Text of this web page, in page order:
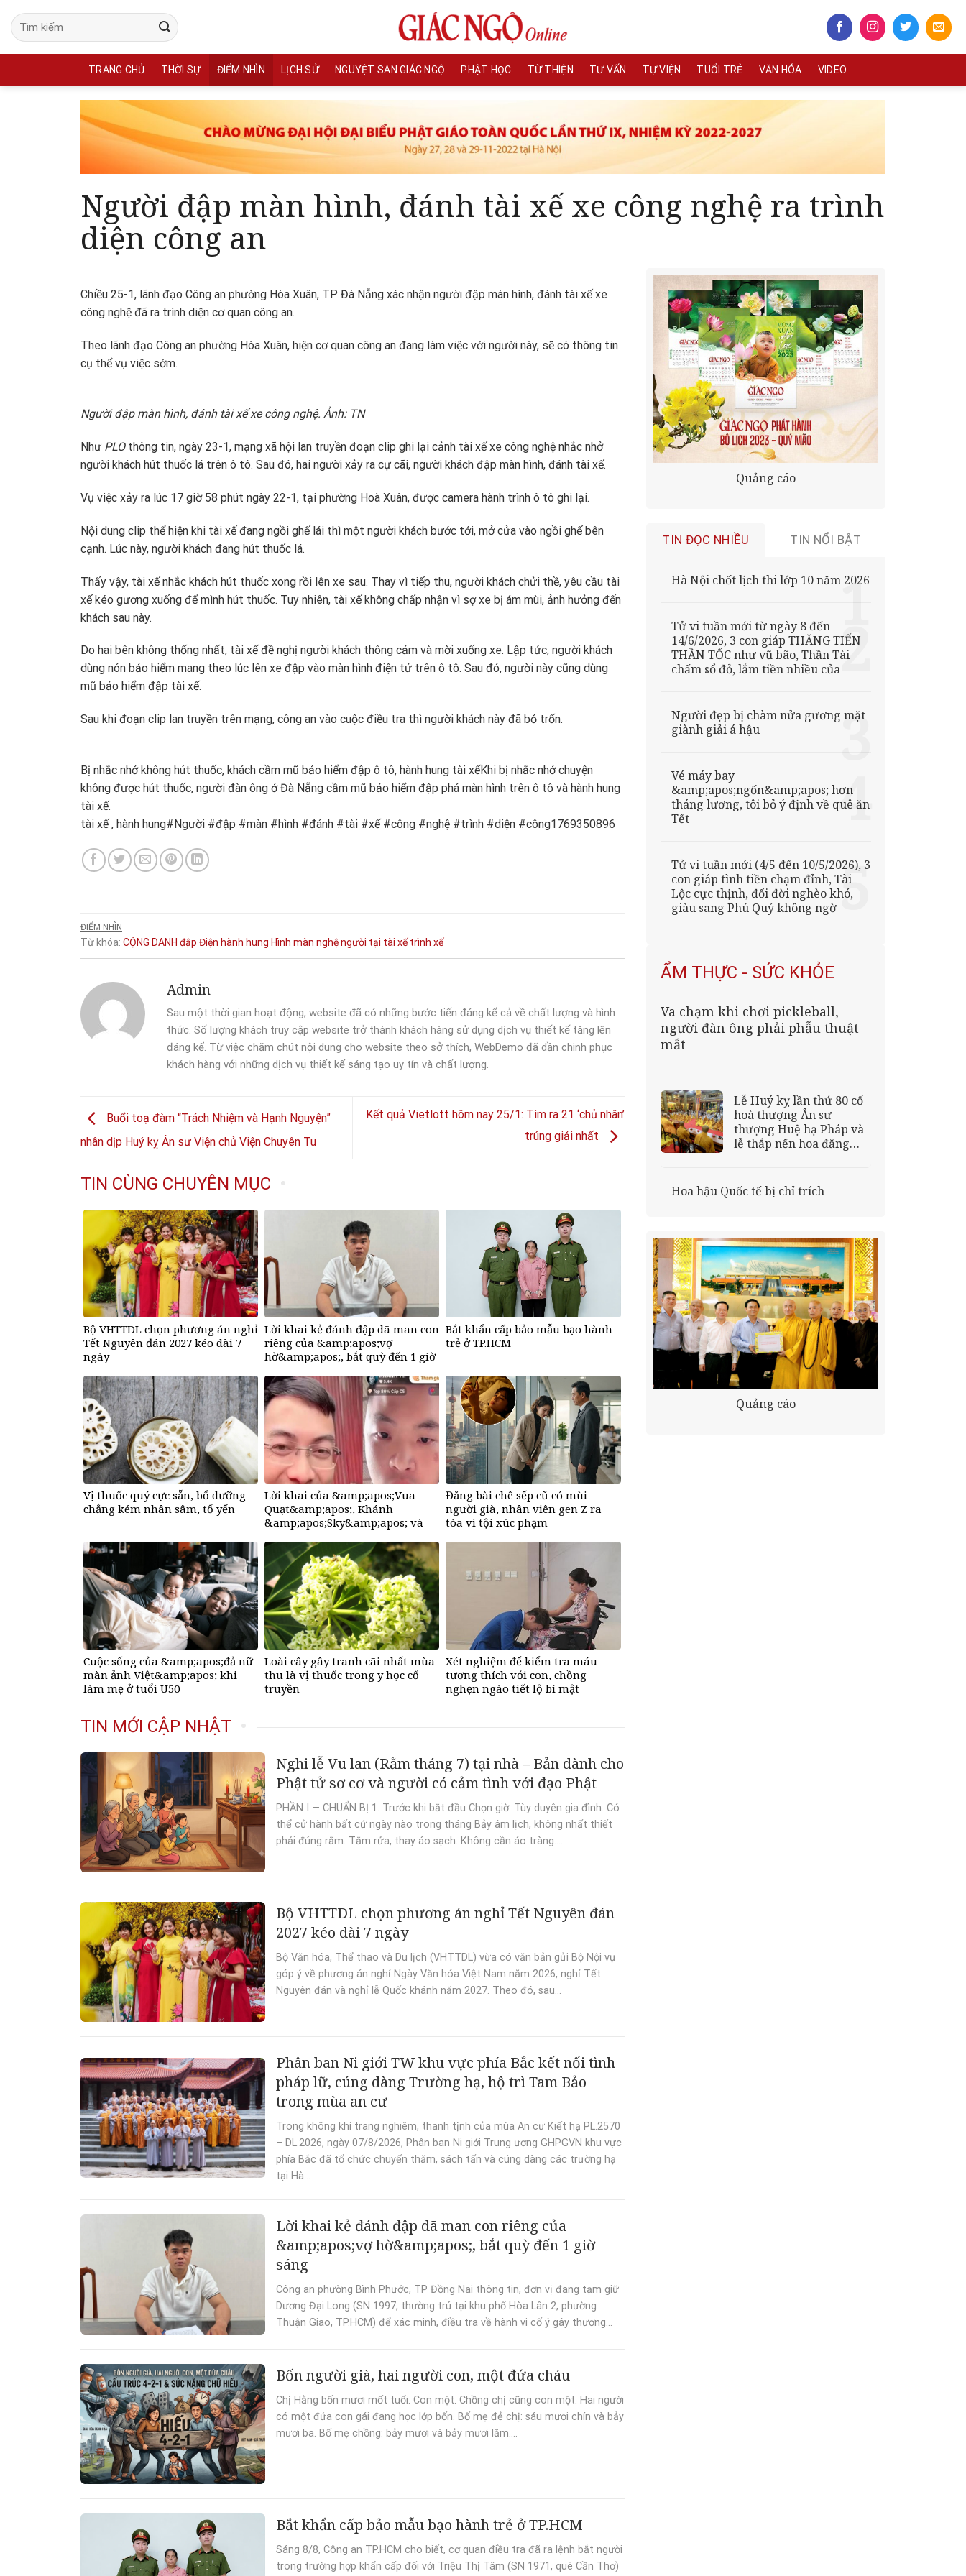
content
TRANG CHỦ THỜI SỰ ĐIỂM NHÌN LỊCH SỬ NGUYỆT SAN GIÁC NGỘ PHẬT HỌC TỪ THIỆN TƯ VẤN TỰ VIỆN TUỔI TRẺ VĂN HÓA VIDEO
Người đập màn hình, đánh tài xế xe công nghệ ra trình
diện công an
Chiều 25-1, lãnh đạo Công an phường Hòa Xuân, TP Đà Nẵng xác nhận người đập màn hình, đánh tài xế xe
công nghệ đã ra trình diện cơ quan công an.
Theo lãnh đạo Công an phường Hòa Xuân, hiện cơ quan công an đang làm việc với người này, sẽ có thông tin
cụ thể vụ việc sớm.
Người đập màn hình, đánh tài xế xe công nghệ. Ảnh: TN
Như PLOthông tin, ngày 23-1, mạng xã hội lan truyền đoạn clip ghi lại cảnh tài xế xe công nghệ nhắc nhở
người khách hút thuốc lá trên ô tô. Sau đó, hai người xảy ra cự cãi, người khách đập màn hình, đánh tài xế.
Vụ việc xảy ra lúc 17 giờ 58 phút ngày 22-1, tại phường Hoà Xuân, được camera hành trình ô tô ghi lại.
Nội dung clip thể hiện khi tài xế đang ngồi ghế lái thì một người khách bước tới, mở cửa vào ngồi ghế bên
cạnh. Lúc này, người khách đang hút thuốc lá.
Thấy vậy, tài xế nhắc khách hút thuốc xong rồi lên xe sau. Thay vì tiếp thu, người khách chửi thề, yêu cầu tài
xế kéo gương xuống để mình hút thuốc. Tuy nhiên, tài xế không chấp nhận vì sợ xe bị ám mùi, ảnh hưởng đến
khách sau này.
Do hai bên không thống nhất, tài xế đề nghị người khách thông cảm và mời xuống xe. Lập tức, người khách
dùng nón bảo hiểm mang theo lúc lên xe đập vào màn hình điện tử trên ô tô. Sau đó, người này cũng dùng
mũ bảo hiểm đập tài xế.
Sau khi đoạn clip lan truyền trên mạng, công an vào cuộc điều tra thì người khách này đã bỏ trốn.
Bị nhắc nhở không hút thuốc, khách cầm mũ bảo hiểm đập ô tô, hành hung tài xếKhi bị nhắc nhở chuyện
không được hút thuốc, người đàn ông ở Đà Nẵng cầm mũ bảo hiểm đập phá màn hình trên ô tô và hành hung
tài xế.
tài xế , hành hung#Người #đập #màn #hình #đánh #tài #xế #công #nghệ #trình #diện #công1769350896
ĐIỂM NHÌN
Từ khóa: CỘNG DANH đập Điện hành hung Hình màn nghệngười tại tài xế trình xế
Admin
Sau một thời gian hoạt động, website đã có những bước tiến đáng kể cả về chất lượng và hình
thức. Số lượng khách truy cập website trở thành khách hàng sử dụng dịch vụ thiết kế tăng lên
đáng kể. Từ việc chăm chút nội dung cho website theo sở thích, WebDemo đã dần chinh phục
khách hàng với những dịch vụ thiết kế sáng tạo uy tín và chất lượng.
Buổi toạ đàm “Trách Nhiệm và Hạnh Nguyện”
nhân dịp Huý kỵ Ân sư Viện chủ Viện Chuyên Tu
Kết quả Vietlott hôm nay 25/1: Tìm ra 21 ‘chủ nhân’
trúng giải nhất
TIN CÙNG CHUYÊN MỤC
Bộ VHTTDL chọn phương án nghỉ
Tết Nguyên đán 2027 kéo dài 7
ngày
Lời khai kẻ đánh đập dã man con
riêng của &amp;apos;vợ
hờ&amp;apos;, bắt quỳ đến 1 giờ
Bắt khẩn cấp bảo mẫu bạo hành
trẻ ở TP.HCM
Vị thuốc quý cực sẵn, bổ dưỡng
chẳng kém nhân sâm, tổ yến
Lời khai của &amp;apos;Vua
Quạt&amp;apos;, Khánh
&amp;apos;Sky&amp;apos; và
Đăng bài chê sếp cũ có mùi
người già, nhân viên gen Z ra
tòa vì tội xúc phạm
Cuộc sống của &amp;apos;đả nữ
màn ảnh Việt&amp;apos; khi
làm mẹ ở tuổi U50
Loài cây gây tranh cãi nhất mùa
thu là vị thuốc trong y học cổ
truyền
Xét nghiệm để kiểm tra máu
tương thích với con, chồng
nghẹn ngào tiết lộ bí mật
TIN MỚI CẬP NHẬT
Nghi lễ Vu lan (Rằm tháng 7) tại nhà – Bản dành cho
Phật tử sơ cơ và người có cảm tình với đạo Phật
PHẦN I — CHUẨN BỊ 1. Trước khi bắt đầu Chọn giờ. Tùy duyên gia đình. Có
thể cử hành bất cứ ngày nào trong tháng Bảy âm lịch, không nhất thiết
phải đúng rằm. Tắm rửa, thay áo sạch. Không cần áo tràng....
Bộ VHTTDL chọn phương án nghỉ Tết Nguyên đán
2027 kéo dài 7 ngày
Bộ Văn hóa, Thể thao và Du lịch (VHTTDL) vừa có văn bản gửi Bộ Nội vụ
góp ý về phương án nghỉ Ngày Văn hóa Việt Nam năm 2026, nghỉ Tết
Nguyên đán và nghỉ lễ Quốc khánh năm 2027. Theo đó, sau...
Phân ban Ni giới TW khu vực phía Bắc kết nối tình
pháp lữ, cúng dàng Trường hạ, hộ trì Tam Bảo
trong mùa an cư
Trong không khí trang nghiêm, thanh tịnh của mùa An cư Kiết hạ PL.2570
– DL.2026, ngày 07/8/2026, Phân ban Ni giới Trung ương GHPGVN khu vực
phía Bắc đã tổ chức chuyến thăm, sách tấn và cúng dàng các trường hạ
tại Hà...
Lời khai kẻ đánh đập dã man con riêng của
&amp;apos;vợ hờ&amp;apos;, bắt quỳ đến 1 giờ
sáng
Công an phường Bình Phước, TP Đồng Nai thông tin, đơn vị đang tạm giữ
Dương Đại Long (SN 1997, thường trú tại khu phố Hòa Lân 2, phường
Thuận Giao, TP.HCM) để xác minh, điều tra về hành vi cố ý gây thương...
Bốn người già, hai người con, một đứa cháu
Chị Hằng bốn mươi mốt tuổi. Con một. Chồng chị cũng con một. Hai người
có một đứa con gái đang học lớp bốn. Bố mẹ đẻ chị: sáu mươi chín và bảy
mươi ba. Bố mẹ chồng: bảy mươi và bảy mươi lăm....
Bắt khẩn cấp bảo mẫu bạo hành trẻ ở TP.HCM
Sáng 8/8, Công an TP.HCM cho biết, cơ quan điều tra đã ra lệnh bắt người
trong trường hợp khẩn cấp đối với Triệu Thị Tâm (SN 1971, quê Cần Thơ)
Quảng cáo
TIN ĐỌC NHIỀU TIN NỔI BẬT
Hà Nội chốt lịch thi lớp 10 năm 2026
Tử vi tuần mới từ ngày 8 đến
14/6/2026, 3 con giáp THĂNG TIẾN
THẦN TỐC như vũ bão, Thần Tài
chấm sổ đỏ, lắm tiền nhiều của
Người đẹp bị chàm nửa gương mặt
giành giải á hậu
Vé máy bay
&amp;apos;ngốn&amp;apos; hơn
tháng lương, tôi bỏ ý định về quê ăn
Tết
Tử vi tuần mới (4/5 đến 10/5/2026), 3
con giáp tình tiền chạm đỉnh, Tài
Lộc cực thịnh, đổi đời nghèo khó,
giàu sang Phú Quý không ngờ
ẨM THỰC - SỨC KHỎE
Va chạm khi chơi pickleball,
người đàn ông phải phẫu thuật
mắt
Lễ Huý kỵ lần thứ 80 cố
hoà thượng Ân sư
thượng Huệ hạ Pháp và
lễ thắp nến hoa đăng
quốc thái dân an, chúng
sanh an lạc
Hoa hậu Quốc tế bị chỉ trích
Quảng cáo